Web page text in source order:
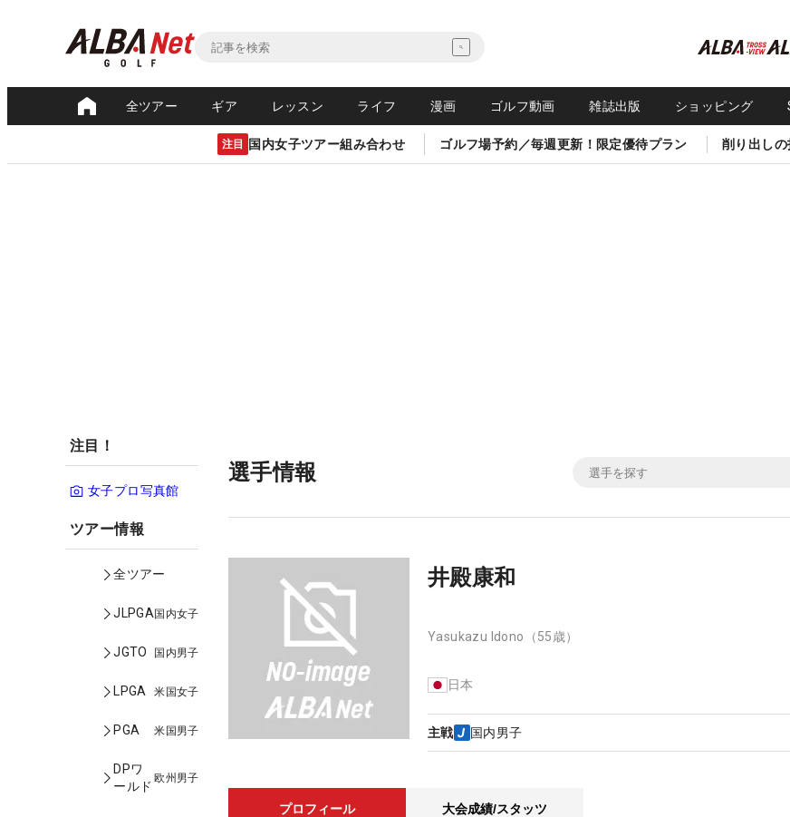
全ツアー ギア レッスン ライフ 漫画 ゴルフ動画 雑誌出版 ショッピング
注目 国内女子ツアー組み合わせ ゴルフ場予約／毎週更新！限定優待プラン 削り出し
注目！
女子プロ写真館
ツアー情報
全ツアー
JLPGA国内女子
JGTO 国内男子
LPGA 米国女子
PGA 米国男子
DPワ
ールド
欧州男子
選手情報
井殿康和
Yasukazu Idono （55歳）
日本
主戦 国内男子
プロフィール 大会成績/スタッツ